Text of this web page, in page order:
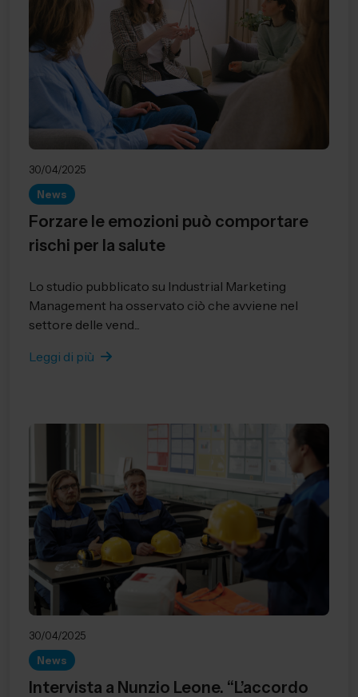
30/04/2025
News
Forzare le emozioni può comportare
rischi per la salute
Lo studio pubblicato su Industrial Marketing
Management ha osservato ciò che avviene nel
settore delle vend...
Leggi di più
30/04/2025
News
Intervista a Nunzio Leone. “L’accordo